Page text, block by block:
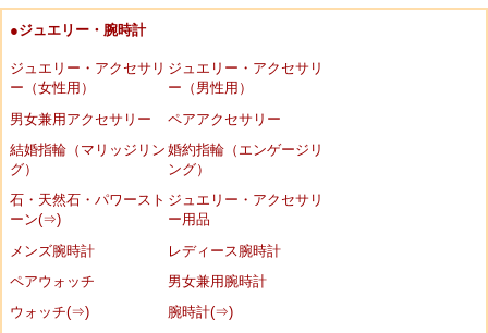
●ジュエリー・腕時計
ジュエリー・アクセサリ
ー（女性用）
ジュエリー・アクセサリ
ー（男性用）
男女兼用アクセサリー
ペアアクセサリー
結婚指輪（マリッジリン
グ）
婚約指輪（エンゲージリ
ング）
石・天然石・パワースト
ーン(⇒)
ジュエリー・アクセサリ
ー用品
メンズ腕時計
レディース腕時計
ペアウォッチ
男女兼用腕時計
ウォッチ(⇒)
腕時計(⇒)